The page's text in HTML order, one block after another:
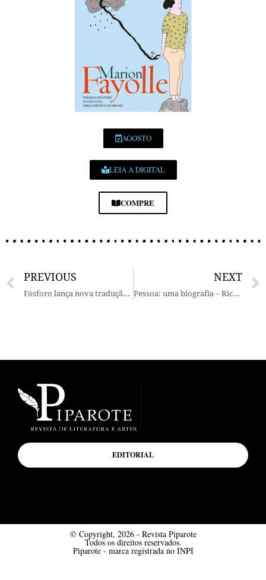
AGOSTO
LEIA A DIGITAL
COMPRE
PREVIOUS
Fósforo lança nova tradução de uma pequena joia literária de Stefan Zweig
NEXT
Pessoa: uma biografia – Richard Zenith
EDITORIAL
© Copyright, 2026 - Revista Piparote
Todos os direitos reservados.
Piparote - marca registrada no INPI